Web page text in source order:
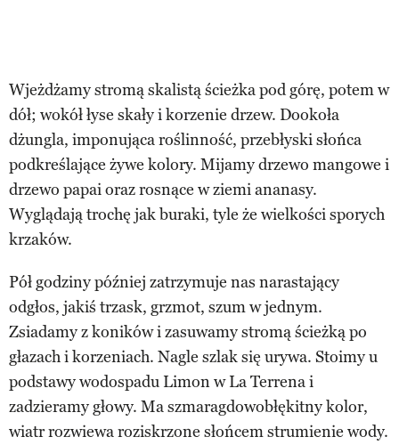
Wjeżdżamy stromą skalistą ścieżka pod górę, potem w
dół; wokół łyse skały i korzenie drzew. Dookoła
dżungla, imponująca roślinność, przebłyski słońca
podkreślające żywe kolory. Mijamy drzewo mangowe i
drzewo papai oraz rosnące w ziemi ananasy.
Wyglądają trochę jak buraki, tyle że wielkości sporych
krzaków.
Pół godziny później zatrzymuje nas narastający
odgłos, jakiś trzask, grzmot, szum w jednym.
Zsiadamy z koników i zasuwamy stromą ścieżką po
głazach i korzeniach. Nagle szlak się urywa. Stoimy u
podstawy wodospadu Limon w La Terrena i
zadzieramy głowy. Ma szmaragdowobłękitny kolor,
wiatr rozwiewa roziskrzone słońcem strumienie wody.